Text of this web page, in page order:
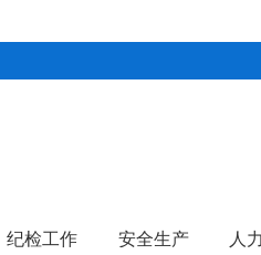
纪检工作 安全生产 人